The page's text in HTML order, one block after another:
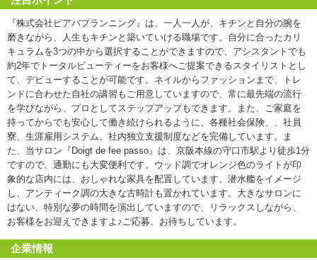
『株式会社ピアバプランニング』は、一人一人が、キチンと自分の腕を
磨きながら、人生もキチンと築いていける職場です。自分に合ったカリ
キュラムを3つの中から選択することができますので、アシスタントでも
約2年でトータルビューティーをお客様へご提案できるスタイリストとし
て、デビューすることが可能です。ネイルからファッションまで、トレ
ンドに合わせた自社の講習もご用意していますので、常に最先端の流行
を学びながら、プロとしてステップアップもできます。また、ご家庭を
持ってからでも安心して働き続けられるように、各種社会保険、、社員
寮、生涯雇用システム、社内独立支援制度などを完備しています。ま
た、当サロン『Doigt de fee passo』は、京阪本線の守口市駅より徒歩1分
ですので、通勤にも大変便利です。ウッド調でオレンジ色のライトが印
象的な店内には、おしゃれな家具を配置しています。潜水艦をイメージ
し、アンティーク調の大きな古時計も置かれています。大きなサロンに
はない、特別な夢の時間を演出していますので、リラックスしながら、
お客様をお迎えできますよ♪ご応募、お待ちしています。
企業情報